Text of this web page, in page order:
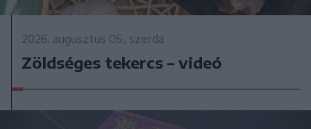
2026. augusztus 05., szerda
Zöldséges tekercs – videó